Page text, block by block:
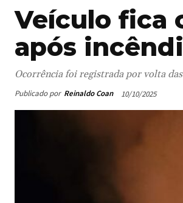
Veículo fica
após
Ocorrência foi registrada por volta
Publicado por Reinaldo Coan 10/10/2025